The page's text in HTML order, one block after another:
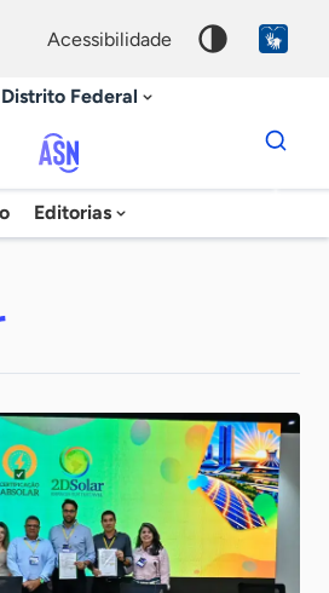
acessibilidade
Distrito Federal
Agência
Sebrae
Editorias
Dados
para
chave